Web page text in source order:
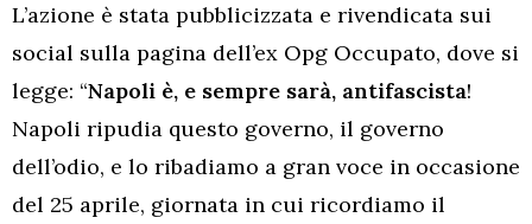
L’azione è stata pubblicizzata e rivendicata sui
social sulla pagina dell’ex Opg Occupato, dove si
legge: “Napoli è, e sempre sarà, antifascista!
Napoli ripudia questo governo, il governo
dell’odio, e lo ribadiamo a gran voce in occasione
del 25 aprile, giornata in cui ricordiamo il